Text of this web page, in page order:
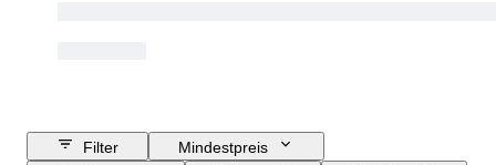
Filter
Mindestpreis